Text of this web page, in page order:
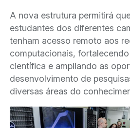
A nova estrutura permitirá
estudantes dos diferentes
tenham acesso remoto aos
computacionais,
científica e ampliando as
desenvolvimento de
diversas áreas do